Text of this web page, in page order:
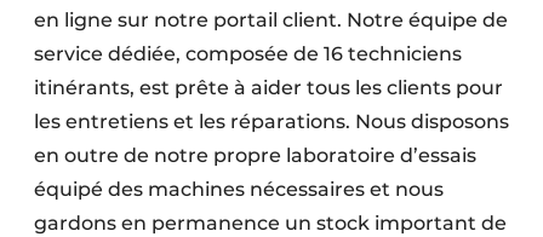
en ligne sur notre portail client. Notre équipe de
service dédiée, composée de 16 techniciens
itinérants, est prête à aider tous les clients pour
les entretiens et les réparations. Nous disposons
en outre de notre propre laboratoire d’essais
équipé des machines nécessaires et nous
gardons en permanence un stock important de